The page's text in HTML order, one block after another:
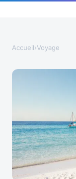
Accueil›Voyage